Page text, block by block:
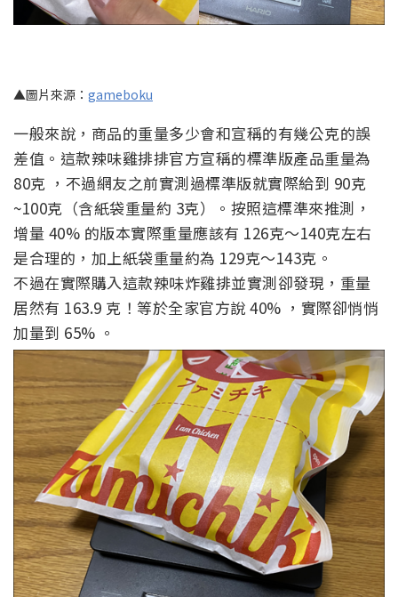
▲圖片來源： gameboku
一般來說，商品的重量多少會和宣稱的有幾公克的誤
差值。這款辣味雞排排官方宣稱的標準版產品重量為
80克 ，不過網友之前實測過標準版就實際給到 90克
~100克（含紙袋重量約 3克）。按照這標準來推測，
增量 40% 的版本實際重量應該有 126克～140克左右
是合理的，加上紙袋重量約為 129克～143克。
不過在實際購入這款辣味炸雞排並實測卻發現，重量
居然有 163.9 克！等於全家官方說 40% ，實際卻悄悄
加量到 65% 。